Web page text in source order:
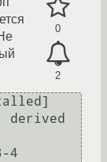
0
2
4